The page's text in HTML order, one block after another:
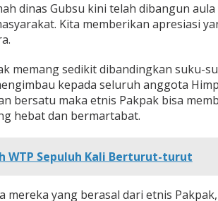
dinas Gubsu kini telah dibangun
Kita memberikan apresiasi
memang sedikit dibandingkan suku-
kepada seluruh anggota
bersatu maka etnis Pakpak bisa
hebat dan bermartabat.
WTP Sepuluh Kali Berturut-turut
mereka yang berasal dari etnis